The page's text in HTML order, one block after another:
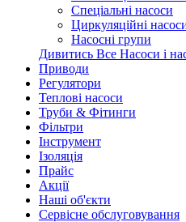
Спеціальні насоси
Циркуляційні
Насосні групи
Дивитись Все Насоси і
Приводи
Регулятори
Теплові насоси
Труби & Фітинги
Фільтри
Інструмент
Ізоляція
Прайс
Акції
Наші об'єкти
Сервісне обслуговування